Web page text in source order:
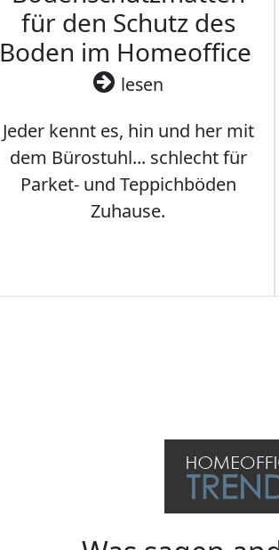
für den Schutz des
Boden im Homeoffice
lesen
Jeder kennt es, hin und her mit
dem Bürostuhl... schlecht für
Parket- und Teppichböden
Zuhause.